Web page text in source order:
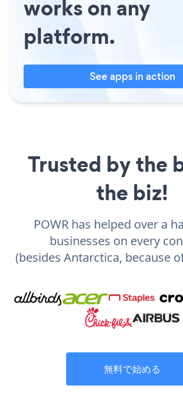
works on any
platform.
See apps in action
Trusted by the
the biz!
POWR has helped over a
businesses on every
(besides Antarctica, because
無料で始める